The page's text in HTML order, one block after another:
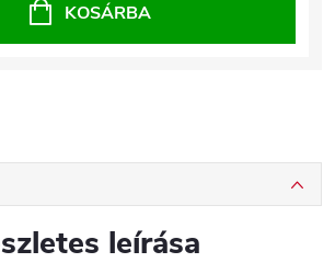
KOSÁRBA
leírása